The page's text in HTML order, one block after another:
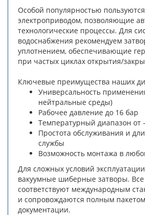
Особой популярностью
электроприводом, позволяющие
технологические процессы. Для
водоснабжения рекомендуем
уплотнением, обеспечивающие
при частых циклах открытия/
Ключевые преимущества наших
Универсальность
нейтральные среды)
Рабочее давление до 16 бар
Температурный диапазон от -
Простота обслуживания и
службы
Возможность монтажа в
Для сложных условий
вакуумные шиберные затворы. Все
соответствуют международным
и сопровождаются полным
документации.